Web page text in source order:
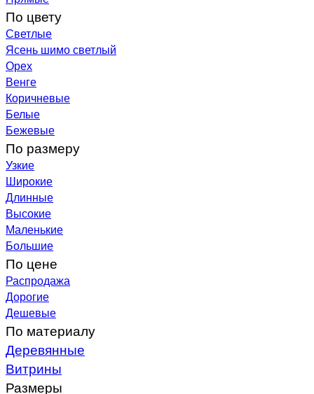
По цвету
Светлые
Ясень шимо светлый
Орех
Венге
Коричневые
Белые
Бежевые
По размеру
Узкие
Широкие
Длинные
Высокие
Маленькие
Большие
По цене
Распродажа
Дорогие
Дешевые
По материалу
Деревянные
Витрины
Размеры